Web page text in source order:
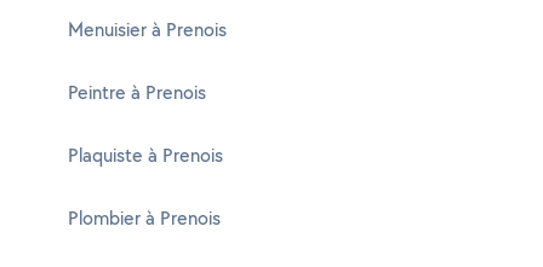
Menuisier à Prenois
Peintre à Prenois
Plaquiste à Prenois
Plombier à Prenois